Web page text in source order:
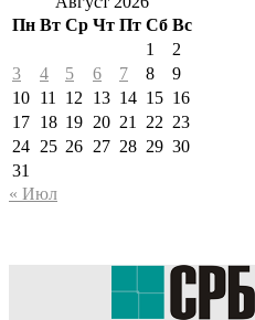
Пн Вт Ср Чт Пт Сб Вс
1
2
3
4 5 6 7 8
9
10 11 12 13 14 15 16
17 18 19 20 21 22 23
24 25 26 27 28 29 30
31
« Июл